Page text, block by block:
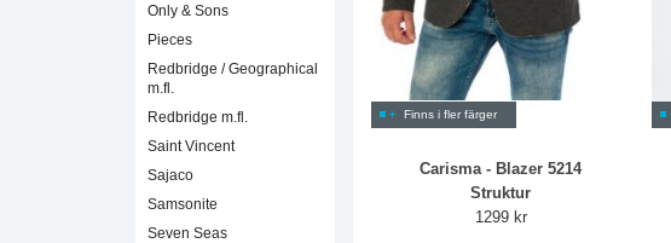
Only & Sons
Pieces
Redbridge / Geographical
m.fl.
Redbridge m.fl.
Saint Vincent
Sajaco
Samsonite
Seven Seas
Finns i fler färger
Carisma - Blazer 5214
Struktur
1299 kr